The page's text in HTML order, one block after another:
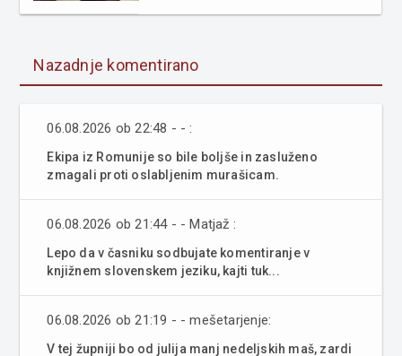
Nazadnje komentirano
06.08.2026 ob 22:48 - - :
Ekipa iz Romunije so bile boljše in zasluženo
zmagali proti oslabljenim murašicam.
06.08.2026 ob 21:44 - - Matjaž :
Lepo da v časniku sodbujate komentiranje v
knjižnem slovenskem jeziku, kajti tuk...
06.08.2026 ob 21:19 - - mešetarjenje:
V tej župniji bo od julija manj nedeljskih maš, zardi